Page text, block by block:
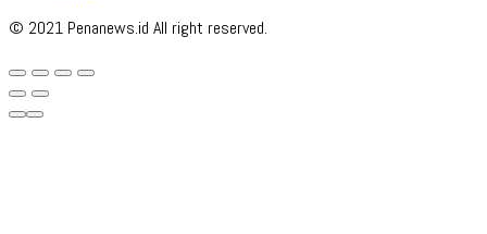
© 2021 Penanews.id All right reserved.